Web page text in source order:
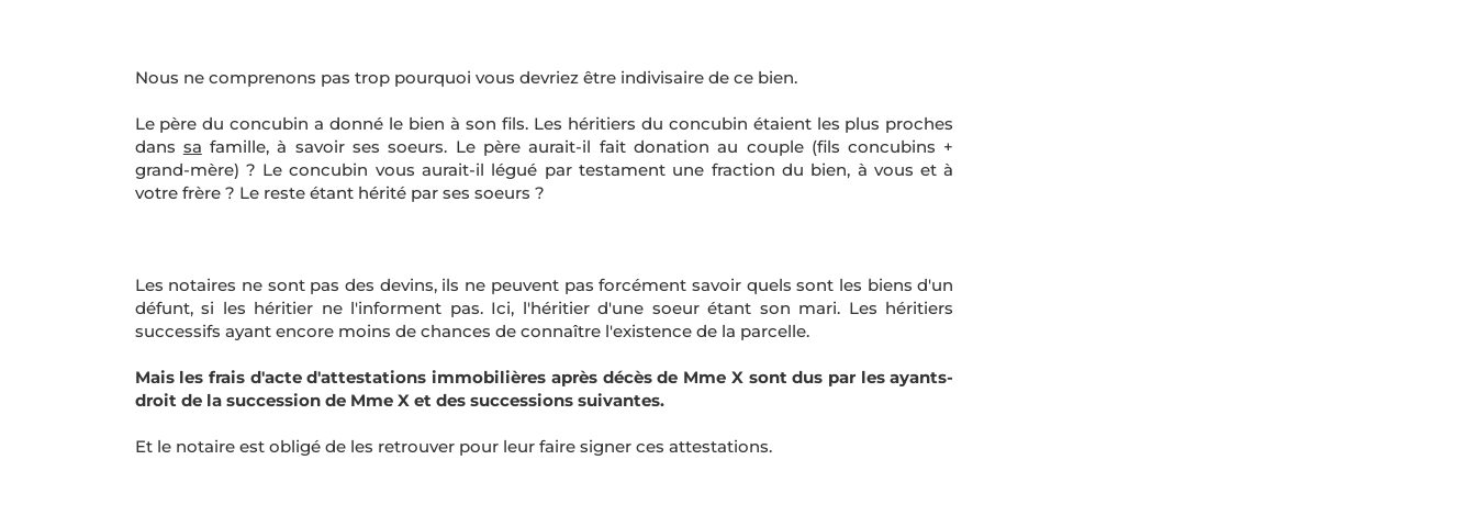
Nous ne comprenons pas trop pourquoi vous devriez être indivisaire de ce bien.
Le père du concubin a donné le bien à son fils. Les héritiers du concubin étaient les plus proches
dans sa famille, à savoir ses soeurs. Le père aurait-il fait donation au couple (fils concubins +
grand-mère) ? Le concubin vous aurait-il légué par testament une fraction du bien, à vous et à
votre frère ? Le reste étant hérité par ses soeurs ?
Les notaires ne sont pas des devins, ils ne peuvent pas forcément savoir quels sont les biens d'un
défunt, si les héritier ne l'informent pas. Ici, l'héritier d'une soeur étant son mari. Les héritiers
successifs ayant encore moins de chances de connaître l'existence de la parcelle.
Mais les frais d'acte d'attestations immobilières après décès de Mme X sont dus par les ayants-
droit de la succession de Mme X et des successions suivantes.
Et le notaire est obligé de les retrouver pour leur faire signer ces attestations.